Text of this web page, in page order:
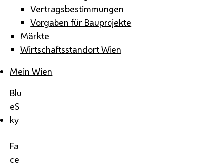
Vertragsbestimmungen
Vorgaben für Bauprojekte
Märkte
Wirtschaftsstandort Wien
Mein Wien
Blu
eS
ky
Fa
ce